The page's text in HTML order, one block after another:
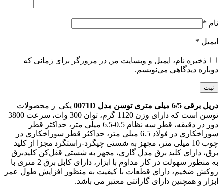
نام *
ایمیل *
ذخیره نام، ایمیل و وبسایت من در مرورگر برای زمانی که
دوباره دیدگاهی می‌نویسم.
دریل برقی 6/5 میلی متری توسن مدل 0071D
یکی از محصولات
توسن است که دارای وزن 1120 گرم، توان 300 وات، سرعت 3800
دور در دقیقه، قطر سه نظام 0.5-6.5 میلی متر، حداکثر قطر
سوراخکاری در فولاد 6.5 میلی متر، حداکثر قطر سوراخکاری در
چوب 10 میلی متر، مجهز به شستی چپگرد-راستگرد مجزا از کلید
برق، دارای کلید برق مدل گازی، مجهز به شستی قفل‌کن کلیدبرق
به منظور سهولت در کار مداوم با ابزار، دارای کابل برق 2 متری با
روکش ضخیم، دارای قطعات با کیفیت به منظور افزایش طول عمر
ابزار و همچنین دارای گارانتی معتبر می باشد.